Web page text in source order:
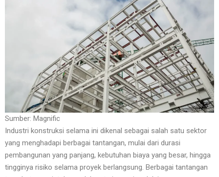
Sumber: Magnific
Industri konstruksi selama ini dikenal sebagai salah satu sektor
yang menghadapi berbagai tantangan, mulai dari durasi
pembangunan yang panjang, kebutuhan biaya yang besar, hingga
tingginya risiko selama proyek berlangsung. Berbagai tantangan